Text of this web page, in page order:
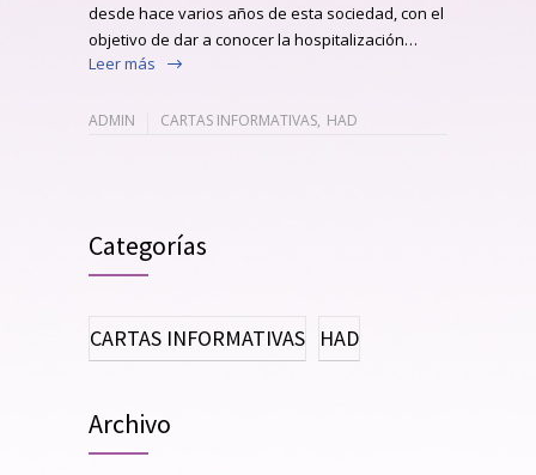
desde hace varios años de esta sociedad, con el
objetivo de dar a conocer la hospitalización…
Leer más
ADMIN CARTAS INFORMATIVAS, HAD
Categorías
CARTAS INFORMATIVAS HAD
Archivo